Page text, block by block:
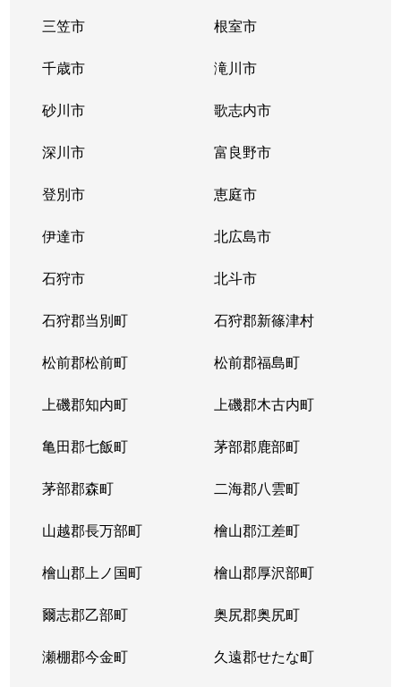
三笠市 根室市
千歳市 滝川市
砂川市 歌志内市
深川市 富良野市
登別市 恵庭市
伊達市 北広島市
石狩市 北斗市
石狩郡当別町 石狩郡新篠津村
松前郡松前町 松前郡福島町
上磯郡知内町 上磯郡木古内町
亀田郡七飯町 茅部郡鹿部町
茅部郡森町 二海郡八雲町
山越郡長万部町 檜山郡江差町
檜山郡上ノ国町 檜山郡厚沢部町
爾志郡乙部町 奥尻郡奥尻町
瀬棚郡今金町 久遠郡せたな町